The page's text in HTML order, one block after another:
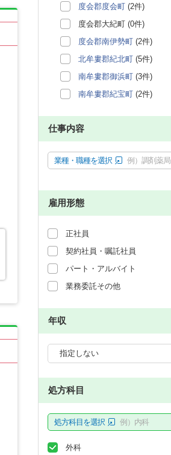
度会郡度会町 (2件)
度会郡大紀町 (0件)
度会郡南伊勢町 (2件)
北牟婁郡紀北町 (5件)
南牟婁郡御浜町 (3件)
南牟婁郡紀宝町 (2件)
仕事内容
業種・職種を選択 例）調剤薬局
雇用形態
正社員
契約社員・嘱託社員
パート・アルバイト
業務委託その他
年収
処方科目
処方科目を選択 例）内科
外科